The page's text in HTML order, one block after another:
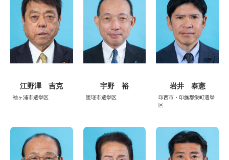
江野澤 吉克
袖ヶ浦市選挙区
宇野 裕
匝瑳市選挙区
岩井 泰憲
印西市・印旛郡栄町選挙
区